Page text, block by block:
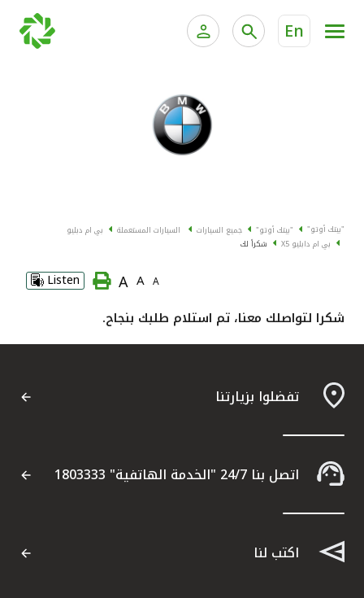
En
الخدمات المصرفية الإلكترونية للأفراد
الخدمات المصرفية الإلكترونية للشركات
الدراجات
مواقع الفروع وأجهزة الصرف الآلي
ألمانيا
تركيا
"بيتك أوتو" "بيتك أوتو" جميع السيارات السيارات المستعملة
بي ام دبليو
بي ام دابليو X5
شكراً لك
A
A
A
Listen
شكرا لتواصلك معنا، تم استلام طلبك بنجاح.
تفضلوا بزيارتنا
اتصل بنا 24/7 "الخدمة الهاتفية" 1803333
اكتب لنا